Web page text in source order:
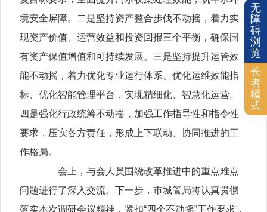
境安全屏障。二是坚持资产整合步伐不动摇，着力实
现资产价值、运营效益和投资回报三个平衡，确保国
有资产保值增值和可持续发展。三是坚持提升运管效
能不动摇，着力优化专业运行体系、优化运维效能指
标、优化智能管理平台，实现精细化、智慧化运营。
四是强化行政统筹不动摇，加强工作指导性和指令性
要求，压实各方责任，形成上下联动、协同推进的工
作格局。
会上，与会人员围绕改革推进中的重点难点
问题进行了深入交流。下一步，市城管局将认真贯彻
落实本次调研会议精神，紧扣“四个不动摇”工作要求，
无
障
碍
浏
览
长
者
模
式